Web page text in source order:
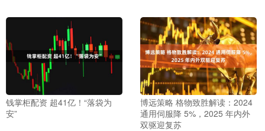
钱掌柜配资 超41亿！“落袋为
安”
博远策略 格物致胜解读：2024
通用伺服降 5%，2025 年内外
双驱迎复苏